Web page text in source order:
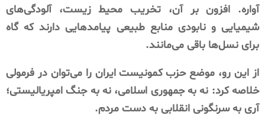
آواره. افزون بر آن، تخریب محیط زیست، آلودگی‌های
شیمیایی و نابودی منابع طبیعی پیامدهایی دارند که گاه
برای نسل‌ها باقی می‌مانند.
از این رو، موضع حزب کمونیست ایران را می‌توان در فرمولی
خلاصه کرد: نه به جمهوری اسلامی، نه به جنگ امپریالیستی؛
آری به سرنگونی انقلابی به دست مردم.